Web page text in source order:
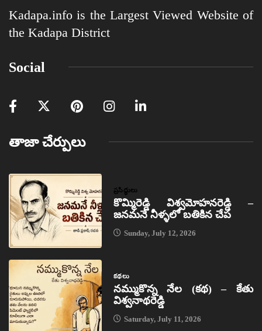
Kadapa.info is the Largest Viewed Website of
the Kadapa District
Social
తాజా చేర్పులు
ప్రసిద్ధులు
కొమ్మిరెడ్డి విశ్వమోహనరెడ్డి –
జనమనే నీళ్ళలో బతికిన చేప
Sunday, July 12, 2026
కథలు
నమ్ముకొన్న నేల (కథ) – కేతు
విశ్వనాథరెడ్డి
Saturday, July 11, 2026